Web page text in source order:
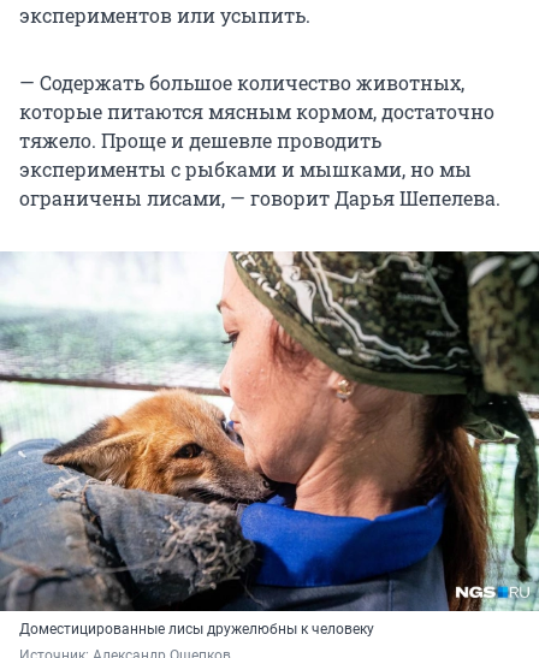
экспериментов или усыпить.
— Содержать большое количество животных,
которые питаются мясным кормом, достаточно
тяжело. Проще и дешевле проводить
эксперименты с рыбками и мышками, но мы
ограничены лисами, — говорит Дарья Шепелева.
Доместицированные лисы дружелюбны к человеку